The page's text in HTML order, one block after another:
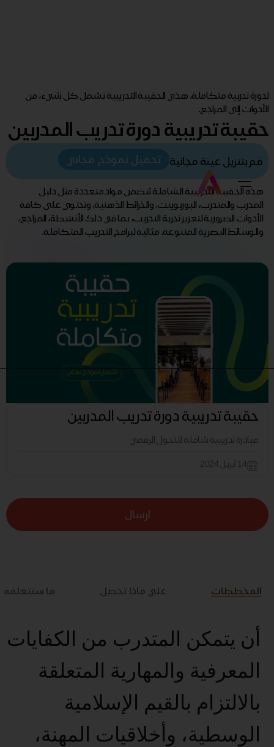
لدورة تدربية متكاملة، هذي الحقيبة التدريبية تشمل كل شيء، من
الأدوات إلى المراجع.
حقيبة تدريبية دورة تدريب المدربين
قم بتنزيل عينة مجانية تحميل نموذج مجاني
هذه الحقيبة التدريبية الشاملة تتضمن مواد متعددة مثل دليل
المدرب والمتدرب، البوربوينت، والخرائط الذهنية، وتحتوي على كافة
الأدوات الضرورية لتعزيز تجربة التدريب، بما في ذلك الأنشطة، المراجع،
والوسائط البصرية المتنوعة. مثالية لبرامج التدريب المتكاملة.
حقيبة تدريبية دورة تدريب المدربين
مبادرة تدريبية شاملة للتحول الرقمي
14 أبريل 2024
ارسال
المخططات علي ماذا تحصل ما ستتعلمه
أن يتمكن المتدرب من الكفايات
المعرفية والمهارية المتعلقة
بالالتزام بالقيم الإسلامية
الوسطية، وأخلاقيات المهنة،